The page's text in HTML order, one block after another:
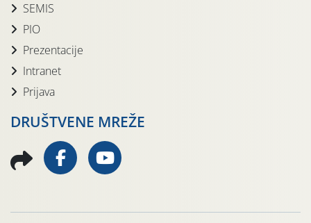
SEMIS
PIO
Prezentacije
Intranet
Prijava
DRUŠTVENE MREŽE